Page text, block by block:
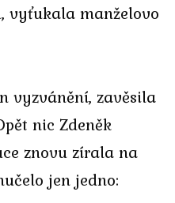
vyťukala manželovo
vyzvánění, zavěsila
nic Zdeněk
znovu zírala na
jen jedno: